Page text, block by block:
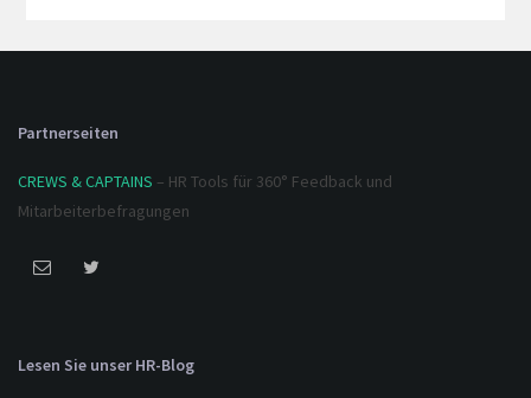
Partnerseiten
CREWS & CAPTAINS – HR Tools für 360° Feedback und
Mitarbeiterbefragungen
Lesen Sie unser HR-Blog